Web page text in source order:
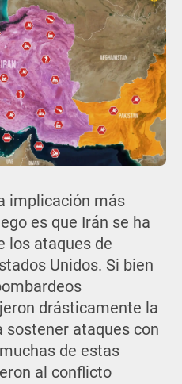
implicación más
es que Irán se ha
los ataques de
Unidos. Si bien
drásticamente la
sostener ataques con
de estas
al conflicto